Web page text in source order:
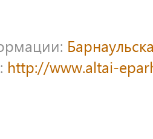
http://www.altai-